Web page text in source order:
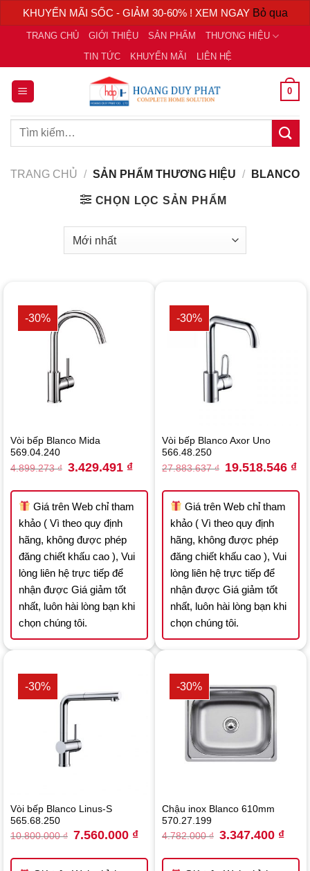
KHUYẾN MÃI SỐC - GIẢM 30-60% ! XEM NGAY Bỏ qua
Chuyển
nội
dung
TRANG CHỦ GIỚI THIỆU SẢN PHẨM
THƯƠNG HIỆU
TIN TỨC
KHUYẾN MÃI LIÊN HỆ
0
Tìm
TRANG CHỦ / SẢN PHẨM THƯƠNG HIỆU / BLANCO
CHỌN LỌC SẢN PHẨM
-30%
Vòi bếp Blanco Mida
569.04.240
4.899.273₫ Original
price
4.899.273 ₫.
3.429.491 ₫Current
3.429.491 ₫.
Giá trên Web chỉ tham
khảo ( Vì theo quy định
hãng, không được phép
đăng chiết khấu cao ), Vui
lòng liên hệ trực tiếp để
nhận được Giá giảm tốt
nhất, luôn hài lòng bạn khi
chọn chúng tôi.
-30%
Vòi bếp Blanco Axor Uno
566.48.250
27.883.637₫ Original
price
27.883.637 ₫.
19.518.546 ₫
Giá trên Web chỉ tham
khảo ( Vì theo quy định
hãng, không được phép
đăng chiết khấu cao ), Vui
lòng liên hệ trực tiếp để
nhận được Giá giảm tốt
nhất, luôn hài lòng bạn khi
chọn chúng tôi.
-30%
Vòi bếp Blanco Linus-S
565.68.250
10.800.000₫ Original
price
10.800.000 ₫.
7.560.000 ₫Current
7.560.000 ₫.
-30%
Chậu inox Blanco 610mm
570.27.199
4.782.000₫ Original
price
4.782.000 ₫.
3.347.400 ₫